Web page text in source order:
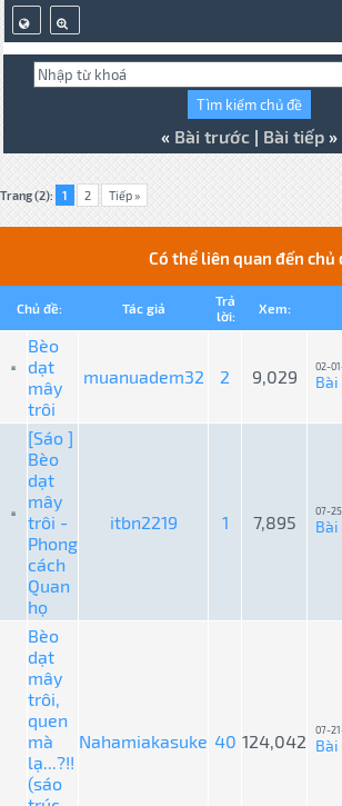
« Bài trước| Bài tiếp»
Trang (2): 1 2 Tiếp »
Có thể liên quan đến chủ
Chủ đề: Tác giả
Trả
lời:
Xem:
Bèo
dạt
mây
trôi
muanuadem32 2 9,029 02-
Bài
[Sáo ]
Bèo
dạt
mây
trôi -
Phong
cách
Quan
họ
itbn2219 1 7,895
07-
Bài
Bèo
dạt
mây
trôi,
quen
mà
lạ...?!!
(sáo
Nahamiakasuke 40 124,042
07-
Bài